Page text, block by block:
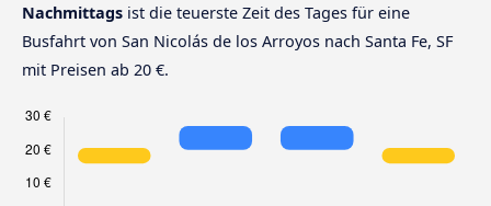
Nachmittags ist die teuerste Zeit des Tages für eine
Busfahrt von San Nicolás de los Arroyos nach Santa Fe, SF
mit Preisen ab 20 €.